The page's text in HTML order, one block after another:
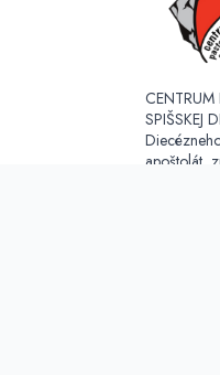
SPIŠSKEJ
apoštolát,